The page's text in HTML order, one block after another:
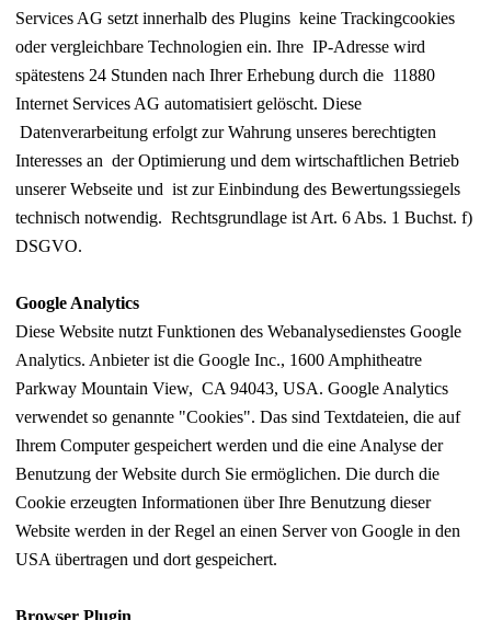
Services AG setzt innerhalb des Plugins keine Trackingcookies
oder vergleichbare Technologien ein. Ihre IP-Adresse wird
spätestens 24 Stunden nach Ihrer Erhebung durch die 11880
Internet Services AG automatisiert gelöscht. Diese
Datenverarbeitung erfolgt zur Wahrung unseres berechtigten
Interesses an der Optimierung und dem wirtschaftlichen Betrieb
unserer Webseite und ist zur Einbindung des Bewertungssiegels
technisch notwendig. Rechtsgrundlage ist Art. 6 Abs. 1 Buchst. f)
DSGVO.
Google Analytics
Diese Website nutzt Funktionen des Webanalysedienstes Google
Analytics. Anbieter ist die Google Inc., 1600 Amphitheatre
Parkway Mountain View, CA 94043, USA. Google Analytics
verwendet so genannte "Cookies". Das sind Textdateien, die auf
Ihrem Computer gespeichert werden und die eine Analyse der
Benutzung der Website durch Sie ermöglichen. Die durch die
Cookie erzeugten Informationen über Ihre Benutzung dieser
Website werden in der Regel an einen Server von Google in den
USA übertragen und dort gespeichert.
Browser Plugin